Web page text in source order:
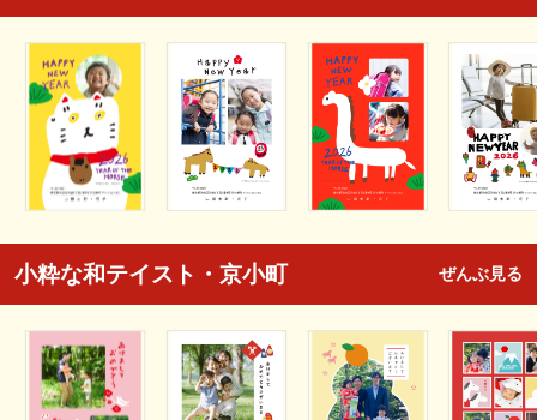
小粋な和テイスト・京小町 ぜんぶ見る